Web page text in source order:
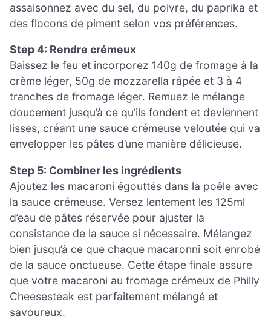
assaisonnez avec du sel, du poivre, du paprika et
des flocons de piment selon vos préférences.
Step 4: Rendre crémeux
Baissez le feu et incorporez 140g de fromage à la
crème léger, 50g de mozzarella râpée et 3 à 4
tranches de fromage léger. Remuez le mélange
doucement jusqu’à ce qu’ils fondent et deviennent
lisses, créant une sauce crémeuse veloutée qui va
envelopper les pâtes d’une manière délicieuse.
Step 5: Combiner les ingrédients
Ajoutez les macaroni égouttés dans la poêle avec
la sauce crémeuse. Versez lentement les 125ml
d’eau de pâtes réservée pour ajuster la
consistance de la sauce si nécessaire. Mélangez
bien jusqu’à ce que chaque macaronni soit enrobé
de la sauce onctueuse. Cette étape finale assure
que votre macaroni au fromage crémeux de Philly
Cheesesteak est parfaitement mélangé et
savoureux.